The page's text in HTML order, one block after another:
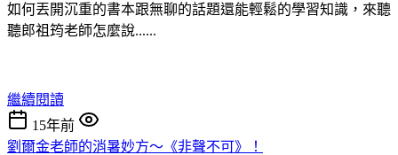
如何丟開沉重的書本跟無聊的話題還能輕鬆的學習知識，來聽
聽郎祖筠老師怎麼說......
繼續閱讀
15年前
劉爾金老師的消暑妙方～《非聲不可》！